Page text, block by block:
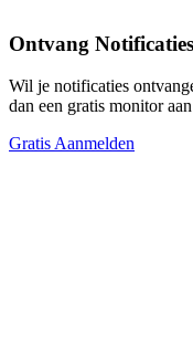
Ontvang Notificaties
Wil je notificaties
dan een gratis monitor
Gratis Aanmelden